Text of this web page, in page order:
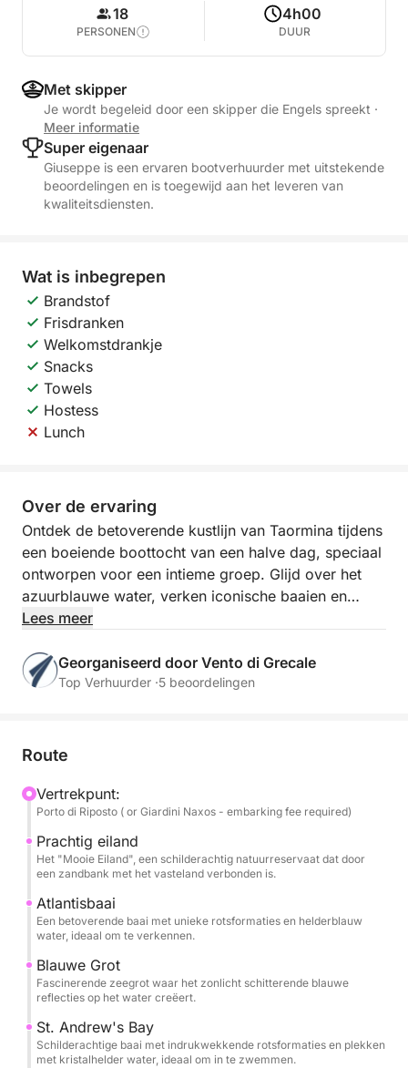
18
PERSONEN
4h00
DUUR
Met skipper
Je wordt begeleid door een skipper die Engels spreekt ·
Meer informatie
Super eigenaar
Giuseppe is een ervaren bootverhuurder met uitstekende
beoordelingen en is toegewijd aan het leveren van
kwaliteitsdiensten.
Wat is inbegrepen
Brandstof
Frisdranken
Welkomstdrankje
Snacks
Towels
Hostess
Lunch
Over de ervaring
Ontdek de betoverende kustlijn van Taormina tijdens
een boeiende boottocht van een halve dag, speciaal
ontworpen voor een intieme groep. Glijd over het
azuurblauwe water, verken iconische baaien en
verborgen grotten terwijl u geniet van lokale
Uw onvergetelijke reis begint wanneer we vanuit
"Parel van de Ionische Zee". We varen langs de
betoverende Blauwe Grot, waar het zonlicht op het
azuurblauwe water danst.
Onze schilderachtige route vervolgt zich naar de
pittoreske baai van Sant'Andrea, met zijn
indrukwekkende rotsformaties. Tijdens onze
verkenning wordt u getrakteerd op verfrissende
frisdranken, een welkomstglas spumante en een
heerlijke selectie snacks. Ontspan aan boord met de
verstrekte strandlakens, geniet van het
gezelschap van een kleine groep.
Lees meer
Georganiseerd door Vento di Grecale
Top Verhuurder ·5 beoordelingen
Route
Vertrekpunt:
Porto di Riposto ( or Giardini Naxos - embarking fee required)
Prachtig eiland
Het "Mooie Eiland", een schilderachtig natuurreservaat dat door
een zandbank met het vasteland verbonden is.
Atlantisbaai
Een betoverende baai met unieke rotsformaties en helderblauw
water, ideaal om te verkennen.
Blauwe Grot
Fascinerende zeegrot waar het zonlicht schitterende blauwe
reflecties op het water creëert.
St. Andrew's Bay
Schilderachtige baai met indrukwekkende rotsformaties en plekken
met kristalhelder water, ideaal om in te zwemmen.